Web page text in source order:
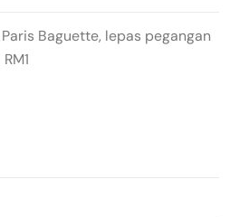
Baguette, lepas pegangan